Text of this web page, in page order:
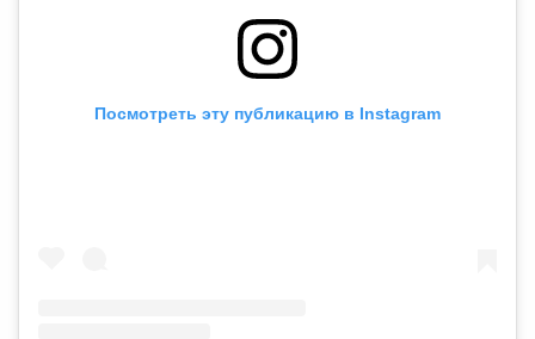
Посмотреть эту публикацию в Instagram